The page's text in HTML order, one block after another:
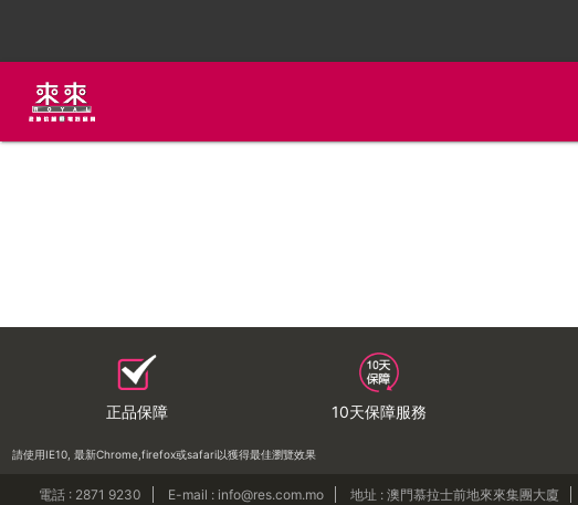
正品保障 10天保障服務
請使用IE10, 最新Chrome,firefox或safari以獲得最佳瀏覽效果
電話 : 2871 9230 E-mail : info@res.com.mo 地址 : 澳門慕拉士前地來來集團大廈